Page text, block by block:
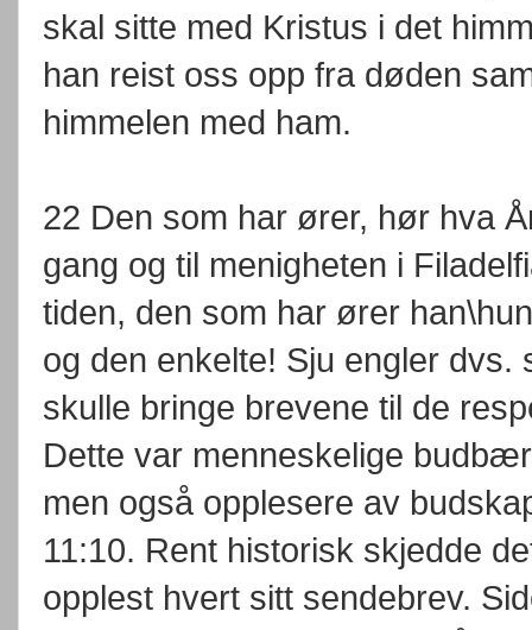
skal sitte med Kristus i det
han reist oss opp fra døden
himmelen med ham.
22 Den som har ører, hør hva
gang og til menigheten i
tiden, den som har ører
og den enkelte! Sju engler
skulle bringe brevene til de
Dette var menneskelige
men også opplesere av
11:10. Rent historisk skjedde
opplest hvert sitt sendebrev.